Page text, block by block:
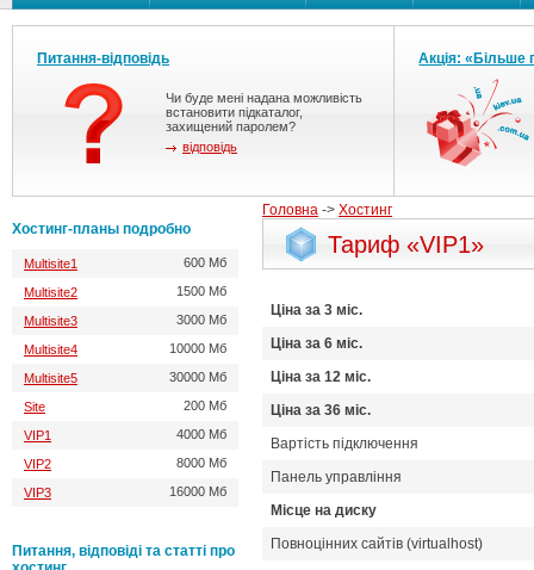
Головна -> Хостинг
Тариф «VIP1»
Цiна за 3 мiс.
Цiна за 6 мiс.
Цiна за 12 мiс.
Цiна за 36 мiс.
Вартість підключення
Панель управління
Місце на диску
Повноцінних сайтів (virtualhost)
Питання-відповідь
Чи буде мені надана можливість
встановити підкаталог,
захищений паролем?
відповідь
Акція: «Більше
Хостинг-планы подробно
Multisite1 600 Мб
Multisite2 1500 Мб
Multisite3 3000 Мб
Multisite4 10000 Мб
Multisite5 30000 Мб
Site 200 Мб
VIP1 4000 Мб
VIP2 8000 Мб
VIP3 16000 Мб
Питання, відповіді та статті про